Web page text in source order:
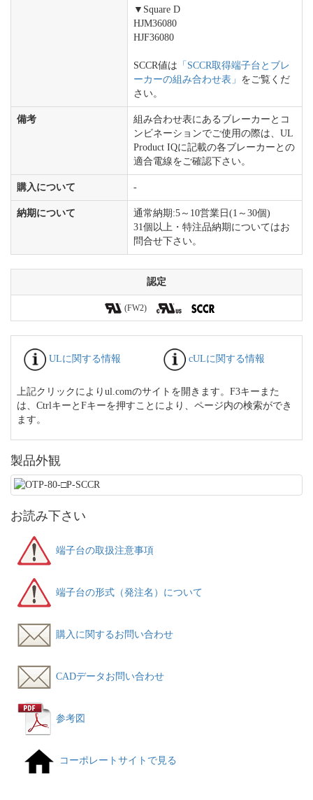
▼Square D
HJM36080
HJF36080
SCCR値は 「SCCR取得端子台とブレ
ーカーの組み合わせ表」 をご覧くだ
さい。
備考
組み合わせ表にあるブレーカーとコ
ンビネーションでご使用の際は、UL
Product IQに記載の各ブレーカーとの
適合電線をご確認下さい。
購入について -
納期について
通常納期:5～10営業日(1～30個)
31個以上・特注品納期についてはお
問合せ下さい。
認定
(FW2)
ULに関する情報 cULに関する情報
上記クリックによりul.comのサイトを開きます。F3キーまた
は、CtrlキーとFキーを押すことにより、ページ内の検索ができ
ます。
製品外観
お読み下さい
端子台の取扱注意事項
端子台の形式（発注名）について
購入に関するお問い合わせ
CADデータお問い合わせ
参考図
コーポレートサイトで見る